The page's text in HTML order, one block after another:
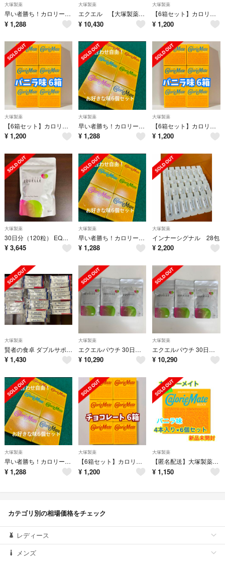
大塚製薬
早い者勝ち！カロリーメイト ブロック 4本入 80g 組み合わせ自由で6個
¥ 1,288
大塚製薬
エクエル 【大塚製薬】 120粒×3パック
¥ 10,430
大塚製薬
【6箱セット】カロリーメイト ブロック チョコレート味 4本入り×6箱
¥ 1,200
大塚製薬
【6箱セット】カロリーメイト ブロック バニラ味 4本入り×6箱
¥ 1,200
大塚製薬
早い者勝ち！カロリーメイト ブロック 4本入 80g 組み合わせ自由で6個
¥ 1,288
大塚製薬
【6箱セット】カロリーメイト ブロック バニラ味 4本入り×6箱
¥ 1,200
大塚製薬
30日分（120粒） EQUELLE エクエル 大塚製薬 国内正規品
¥ 3,645
大塚製薬
早い者勝ち！カロリーメイト ブロック 4本入 80g 組み合わせ自由で6個
¥ 1,288
大塚製薬
インナーシグナル 28包
¥ 2,200
大塚製薬
賢者の食卓 ダブルサポート6g×30包
¥ 1,430
大塚製薬
エクエルパウチ 30日分120粒x3袋
¥ 10,290
大塚製薬
エクエルパウチ 30日分120粒x3袋
¥ 10,290
大塚製薬
早い者勝ち！カロリーメイト ブロック 4本入 80g 組み合わせ自由で6個
¥ 1,288
大塚製薬
【6箱セット】カロリーメイト ブロック チョコレート味 4本入り×6箱
¥ 1,200
大塚製薬
【匿名配送】大塚製薬 カロリーメイトブロック 4本入り6個セット
¥ 1,150
カテゴリ別の相場価格をチェック
レディース
メンズ